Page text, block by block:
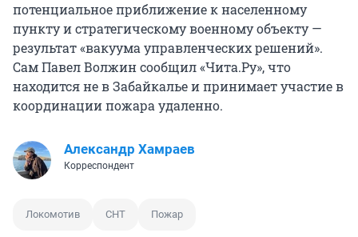
потенциальное приближение к населенному
пункту и стратегическому военному объекту —
результат «вакуума управленческих решений».
Сам Павел Волжин сообщил «Чита.Ру», что
находится не в Забайкалье и принимает участие в
координации пожара удаленно.
Александр Хамраев
Корреспондент
Локомотив СНТ Пожар